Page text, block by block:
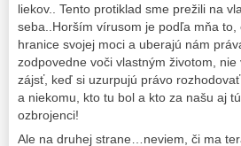
liekov.. Tento protiklad sme prežili na
seba..Horším vírusom je podľa mňa
hranice svojej moci a uberajú nám
zodpovedne voči vlastným životom,
zájsť, keď si uzurpujú právo
a niekomu, kto tu bol a kto za našu aj
ozbrojenci!
Ale na druhej strane…neviem, či ma